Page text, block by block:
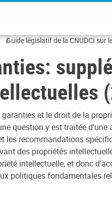
Guide législatif de la CNUDCI sur
intellectuelles (2010)
et le droit de la
question y est traitée d'une
les recommandations
des propriétés
intellectuelle, et donc
politiques fondamentales